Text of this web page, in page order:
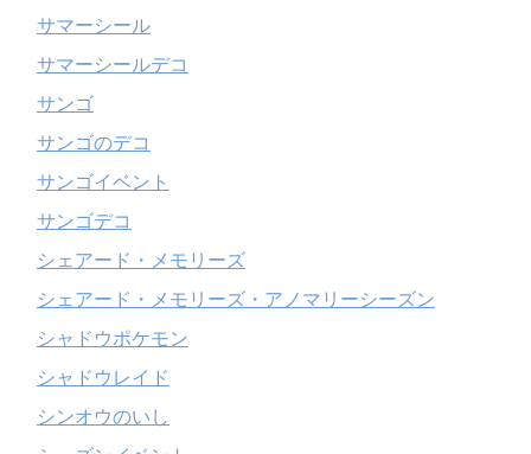
サマーシール
サマーシールデコ
サンゴ
サンゴのデコ
サンゴイベント
サンゴデコ
シェアード・メモリーズ
シェアード・メモリーズ・アノマリーシーズン
シャドウポケモン
シャドウレイド
シンオウのいし